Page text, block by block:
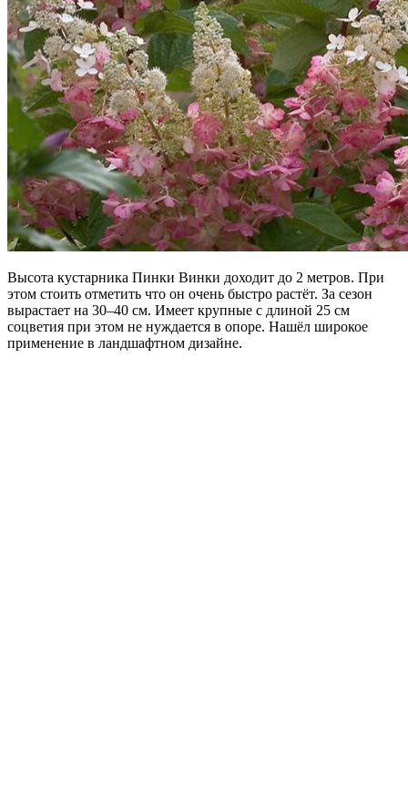
Высота кустарника Пинки Винки доходит до 2 метров. При
этом стоить отметить что он очень быстро растёт. За сезон
вырастает на 30–40 см. Имеет крупные с длиной 25 см
соцветия при этом не нуждается в опоре. Нашёл широкое
применение в ландшафтном дизайне.